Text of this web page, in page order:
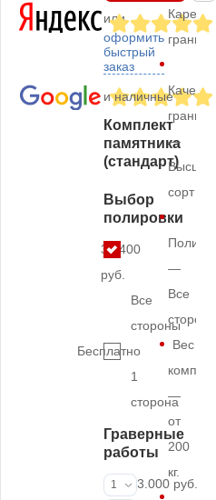
или
оформить
быстрый
заказ
и наличные
Комплект
памятника
(стандарт)
Выбор
полировки
31.400
руб.
Все
стороны
Бесплатно
1
сторона
Граверные
работы
ФИО и даты
1
3.000 руб.
гранит
гранита
—
Высший
сорт
—
Все
Вес
—
от
200
кг.